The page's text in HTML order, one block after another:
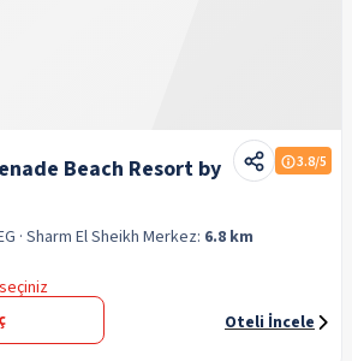
Beach Resort by
3.8/5
· Sharm El Sheikh Merkez: 6.8 km
Oteli İncele